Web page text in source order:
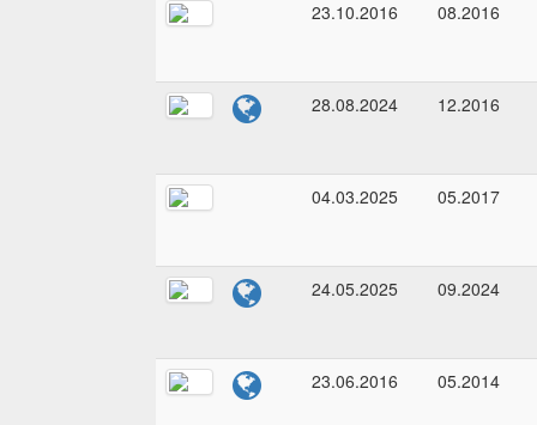
23.10.2016 08.2016
28.08.2024 12.2016
04.03.2025 05.2017
24.05.2025 09.2024
23.06.2016 05.2014